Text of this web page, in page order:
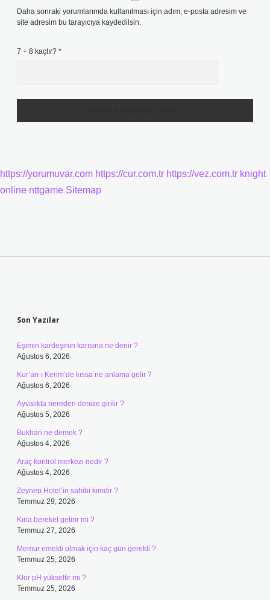
Daha sonraki yorumlarımda kullanılması için adım, e-posta adresim ve
site adresim bu tarayıcıya kaydedilsin.
7 + 8 kaçtır? *
https://yorumuvar.com https://cur.com.tr https://vez.com.tr knight
online nttgame Sitemap
Son Yazılar
Eşimin kardeşinin karısına ne denir ?
Ağustos 6, 2026
Kur’an-ı Kerim’de kıssa ne anlama gelir ?
Ağustos 6, 2026
Ayvalıkta nereden denize girilir ?
Ağustos 5, 2026
Bukhari ne demek ?
Ağustos 4, 2026
Araç kontrol merkezi nedir ?
Ağustos 4, 2026
Zeynep Hotel’in sahibi kimdir ?
Temmuz 29, 2026
Kına bereket getirir mi ?
Temmuz 27, 2026
Memur emekli olmak için kaç gün gerekli ?
Temmuz 25, 2026
Klor pH yükseltir mi ?
Temmuz 25, 2026